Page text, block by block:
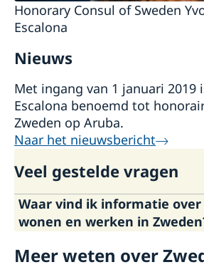
Honorary Consul of Sweden
Escalona
Nieuws
Met ingang van 1 januari 2019
Escalona benoemd tot
Zweden op Aruba.
Naar het nieuwsbericht
Veel gestelde vragen
Waar vind ik informatie over
wonen en werken in
Link naar informatie over
Meer weten over